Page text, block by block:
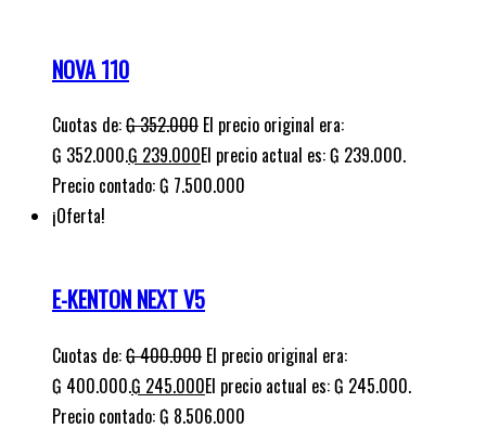
NOVA 110
Cuotas de:₲352.000 El precio original era:
₲ 352.000.₲ 239.000El precio actual es: ₲ 239.000.
Precio contado: ₲ 7.500.000
¡Oferta!
E-KENTON NEXT V5
Cuotas de:₲400.000 El precio original era:
₲ 400.000.₲ 245.000El precio actual es: ₲ 245.000.
Precio contado: ₲ 8.506.000